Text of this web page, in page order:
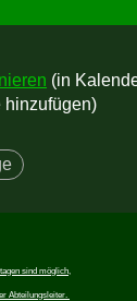
(in
hinzufügen)
sind möglich,
Abteilungsleiter.